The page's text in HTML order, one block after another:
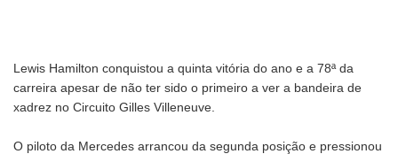
Lewis Hamilton conquistou a quinta vitória do ano e a 78ª da
carreira apesar de não ter sido o primeiro a ver a bandeira de
xadrez no Circuito Gilles Villeneuve.
O piloto da Mercedes arrancou da segunda posição e pressionou